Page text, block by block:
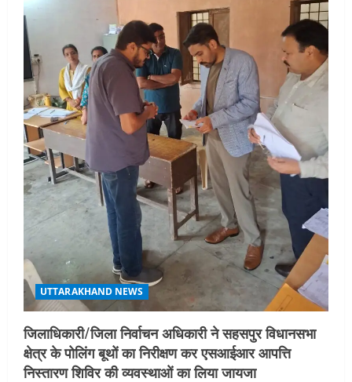
a
t
i
o
n
UTTARAKHAND NEWS
जिलाधिकारी/जिला निर्वाचन अधिकारी ने सहसपुर विधानसभा
क्षेत्र के पोलिंग बूथों का निरीक्षण कर एसआईआर आपत्ति
निस्तारण शिविर की व्यवस्थाओं का लिया जायजा